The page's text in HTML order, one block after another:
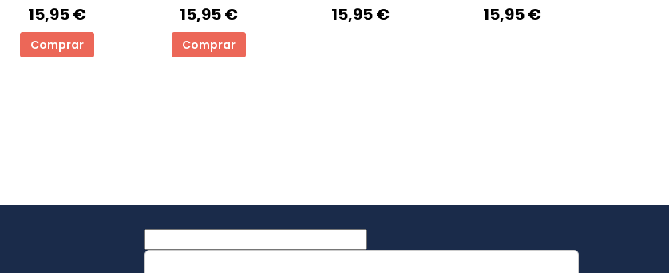
15,95 €
Comprar
15,95 €
Comprar
15,95 € 15,95 €